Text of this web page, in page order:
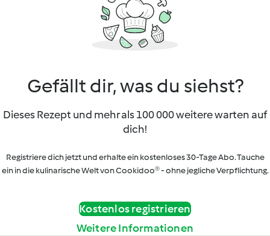
Gefällt dir, was du siehst?
Dieses Rezept und mehr als 100 000 weitere warten auf
dich!
Registriere dich jetzt und erhalte ein kostenloses 30-Tage Abo. Tauche
ein in die kulinarische Welt von Cookidoo® - ohne jegliche Verpflichtung.
Kostenlos registrieren
Weitere Informationen